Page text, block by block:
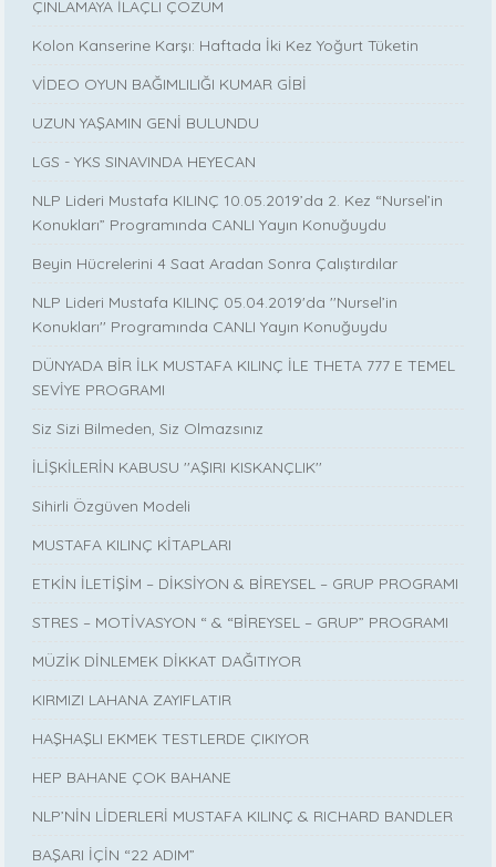
ÇINLAMAYA İLAÇLI ÇÖZÜM
Kolon Kanserine Karşı: Haftada İki Kez Yoğurt Tüketin
VİDEO OYUN BAĞIMLILIĞI KUMAR GİBİ
UZUN YAŞAMIN GENİ BULUNDU
LGS - YKS SINAVINDA HEYECAN
NLP Lideri Mustafa KILINÇ 10.05.2019’da 2. Kez “Nursel’in
Konukları” Programında CANLI Yayın Konuğuydu
Beyin Hücrelerini 4 Saat Aradan Sonra Çalıştırdılar
NLP Lideri Mustafa KILINÇ 05.04.2019'da ''Nursel’in
Konukları'' Programında CANLI Yayın Konuğuydu
DÜNYADA BİR İLK MUSTAFA KILINÇ İLE THETA 777 E TEMEL
SEVİYE PROGRAMI
Siz Sizi Bilmeden, Siz Olmazsınız
İLİŞKİLERİN KABUSU ''AŞIRI KISKANÇLIK''
Sihirli Özgüven Modeli
MUSTAFA KILINÇ KİTAPLARI
ETKİN İLETİŞİM – DİKSİYON & BİREYSEL – GRUP PROGRAMI
STRES – MOTİVASYON “ & “BİREYSEL – GRUP” PROGRAMI
MÜZİK DİNLEMEK DİKKAT DAĞITIYOR
KIRMIZI LAHANA ZAYIFLATIR
HAŞHAŞLI EKMEK TESTLERDE ÇIKIYOR
HEP BAHANE ÇOK BAHANE
NLP’NİN LİDERLERİ MUSTAFA KILINÇ & RICHARD BANDLER
BAŞARI İÇİN “22 ADIM”